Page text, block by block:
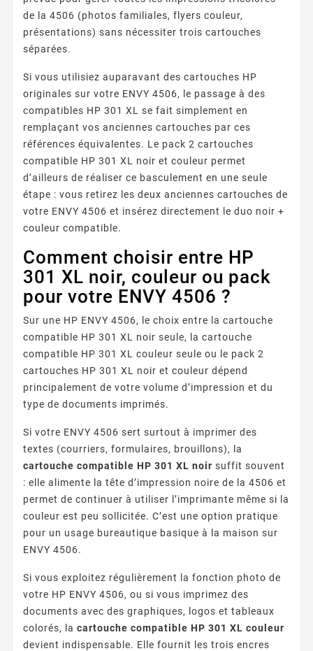
de la 4506 (photos familiales, flyers couleur,
présentations) sans nécessiter trois cartouches
séparées.
Si vous utilisiez auparavant des cartouches HP
originales sur votre ENVY 4506, le passage à des
compatibles HP 301 XL se fait simplement en
remplaçant vos anciennes cartouches par ces
références équivalentes. Le pack 2 cartouches
compatible HP 301 XL noir et couleur permet
d’ailleurs de réaliser ce basculement en une seule
étape : vous retirez les deux anciennes cartouches de
votre ENVY 4506 et insérez directement le duo noir +
couleur compatible.
Comment choisir entre HP
301 XL noir, couleur ou pack
pour votre ENVY 4506 ?
Sur une HP ENVY 4506, le choix entre la cartouche
compatible HP 301 XL noir seule, la cartouche
compatible HP 301 XL couleur seule ou le pack 2
cartouches HP 301 XL noir et couleur dépend
principalement de votre volume d’impression et du
type de documents imprimés.
Si votre ENVY 4506 sert surtout à imprimer des
textes (courriers, formulaires, brouillons), la
cartouche compatible HP 301 XL noir suffit souvent
: elle alimente la tête d’impression noire de la 4506 et
permet de continuer à utiliser l’imprimante même si la
couleur est peu sollicitée. C’est une option pratique
pour un usage bureautique basique à la maison sur
ENVY 4506.
Si vous exploitez régulièrement la fonction photo de
votre HP ENVY 4506, ou si vous imprimez des
documents avec des graphiques, logos et tableaux
colorés, la cartouche compatible HP 301 XL couleur
devient indispensable. Elle fournit les trois encres